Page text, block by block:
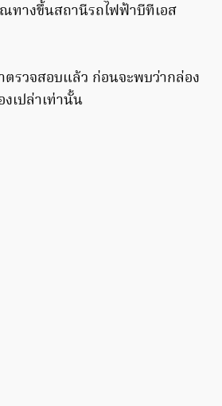
ทางขึ้นสถานีรถไฟฟ้าบีทีเอส
ตรวจสอบแล้ว ก่อนจะพบว่ากล่อง
เปล่าเท่านั้น